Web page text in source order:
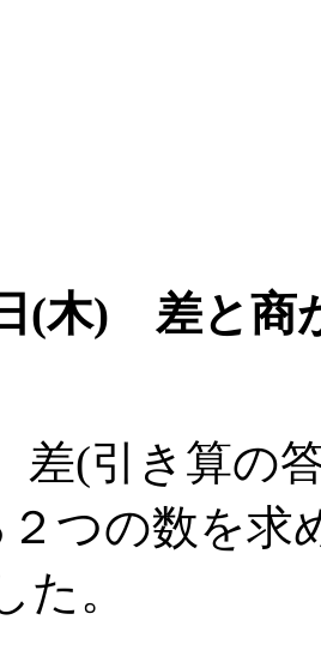
(木) 差と商
(引き算の
つの数を求
た。